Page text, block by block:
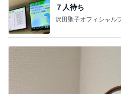
７人待ち
沢田聖子オフィシャル